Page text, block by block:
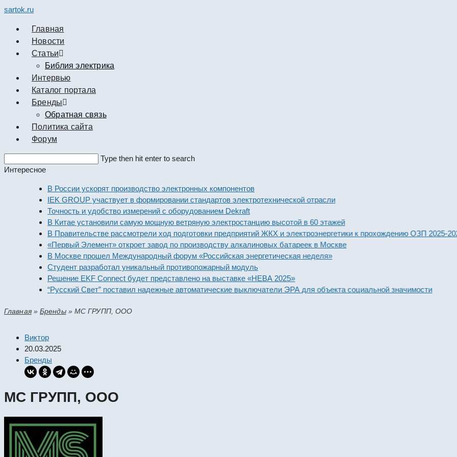
sartok.ru
Главная
Новости
Cтатьи
Библия электрика
Интервью
Каталог портала
Бренды
Обратная связь
Политика сайта
Форум
this
Type then hit enter to search
Интересное
В России ускорят производство электронных компонентов
IEK GROUP участвует в формировании стандартов электротехнической отрасли
Точность и удобство измерений с оборудованием Dekraft
В Китае установили самую мощную ветряную электростанцию высотой в 60 этажей
В Правительстве рассмотрели ход подготовки предприятий ЖКХ и электроэнергетики к прохождению ОЗП 2025-2026
«Первый Элемент» откроет завод по производству алкалиновых батареек в Москве
В Москве прошел Международный форум «Российская энергетическая неделя»
Студент разработал уникальный противопожарный модуль
Решение EKF Connect будет представлено на выставке «НЕВА 2025»
“Русский Свет” поставил надежные автоматические выключатели ЭРА для объекта социальной значимости
Главная»Бренды» МС ГРУПП, ООО
Виктор
20.03.2025
Бренды
МС ГРУПП, ООО